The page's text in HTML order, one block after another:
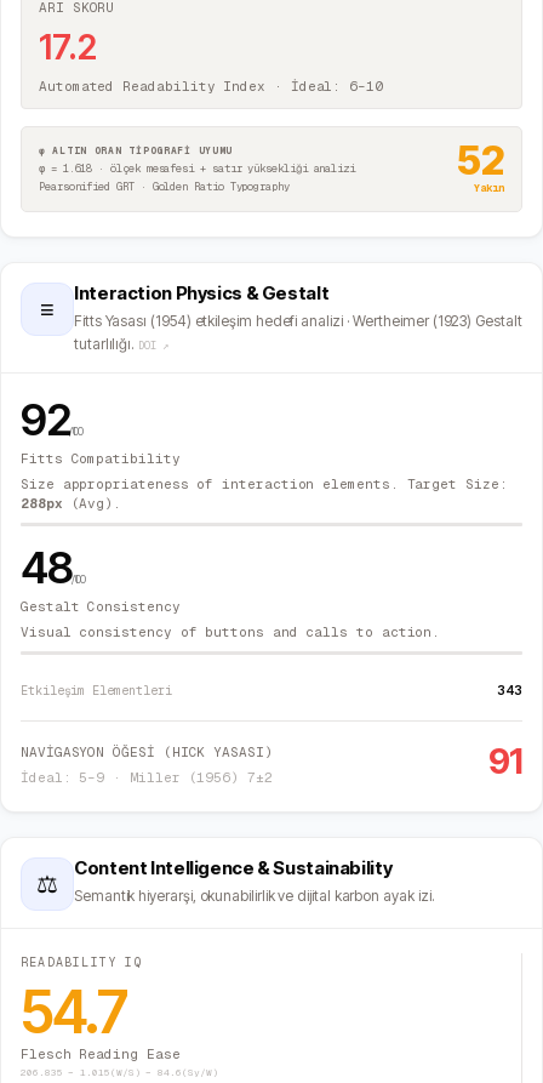
ARI SKORU
17.2
Automated Readability Index · İdeal: 6–10
φ ALTIN ORAN TİPOGRAFİ UYUMU
φ = 1.618 · ölçek mesafesi + satır yüksekliği analizi
Pearsonified GRT · Golden Ratio Typography
52
Yakın
≡
Interaction Physics & Gestalt
Fitts Yasası (1954) etkileşim hedefi analizi · Wertheimer (1923) Gestalt
tutarlılığı. DOI ↗
92/100
Fitts Compatibility
Size appropriateness of interaction elements. Target Size:
288px (Avg).
48/100
Gestalt Consistency
Visual consistency of buttons and calls to action.
Etkileşim Elementleri 343
NAVİGASYON ÖĞESİ (HICK YASASI)
İdeal: 5–9 · Miller (1956) 7±2
91
⚖
Content Intelligence & Sustainability
Semantik hiyerarşi, okunabilirlik ve dijital karbon ayak izi.
READABILITY IQ
54.7
Flesch Reading Ease
206.835 − 1.015(W/S) − 84.6(Sy/W)